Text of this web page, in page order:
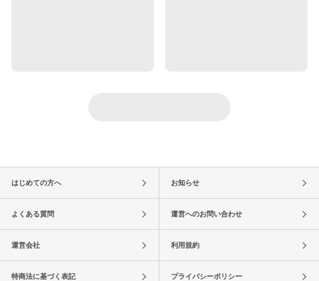
はじめての方へ お知らせ
よくある質問 運営へのお問い合わせ
運営会社 利用規約
特商法に基づく表記 プライバシーポリシー